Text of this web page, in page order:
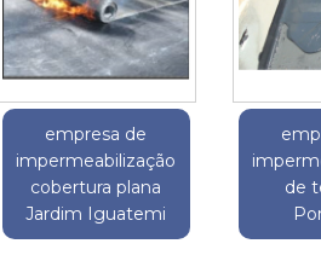
empresa de
impermeabilização
cobertura plana
Jardim Iguatemi
de